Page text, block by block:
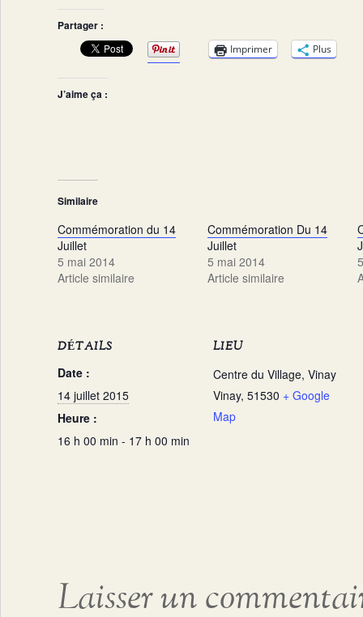
Partager :
Imprimer Plus
J’aime ça :
Similaire
Commémoration du 14
Juillet
5 mai 2014
Article similaire
Commémoration Du 14
Juillet
5 mai 2014
Article similaire
DÉTAILS
Date :
14 juillet 2015
Heure :
16 h 00 min - 17 h 00 min
LIEU
Centre du Village, Vinay
Vinay, 51530 + Google
Map
Laisser un